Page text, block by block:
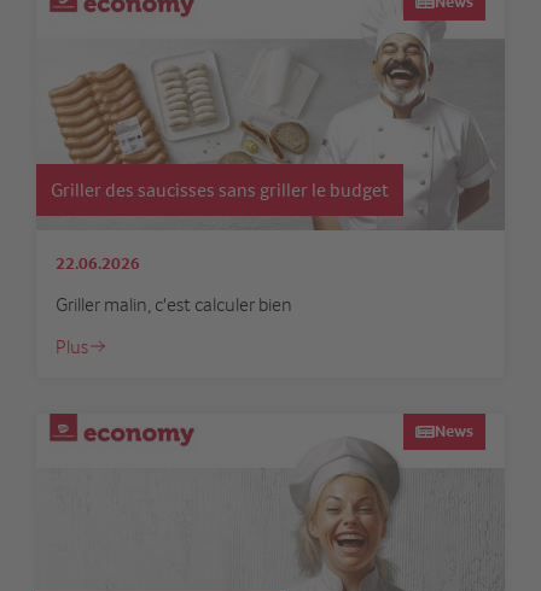
Griller des saucisses sans griller le budget
22.06.2026
Griller malin, c'est calculer bien
Plus
News